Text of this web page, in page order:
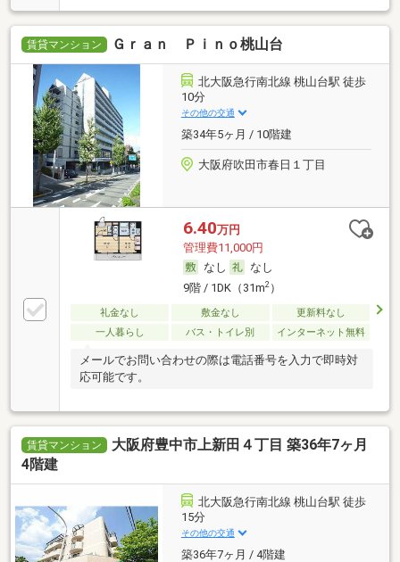
賃貸マンション Ｇｒａｎ Ｐｉｎｏ桃山台
北大阪急行南北線 桃山台駅 徒歩
10分
その他の交通
築34年5ヶ月 / 10階建
大阪府吹田市春日１丁目
6.40万円
管理費11,000円
なし
なし
9階 / 1DK（31m2）
礼金なし 敷金なし
更新料なし
一人暮らし
バス・トイレ別 インターネット無料
メールでお問い合わせの際は電話番号を入力で即時対
応可能です。
賃貸マンション
大阪府豊中市上新田４丁目 築36年7ヶ月
4階建
北大阪急行南北線 桃山台駅 徒歩
15分
その他の交通
築36年7ヶ月 / 4階建